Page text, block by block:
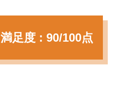
満足度 : 90/100点